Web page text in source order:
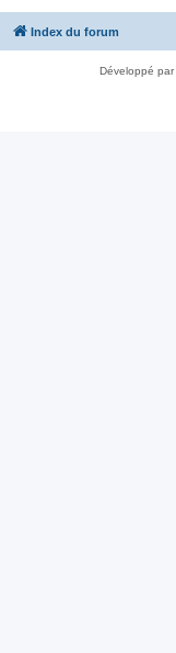
Index du forum
Développé par